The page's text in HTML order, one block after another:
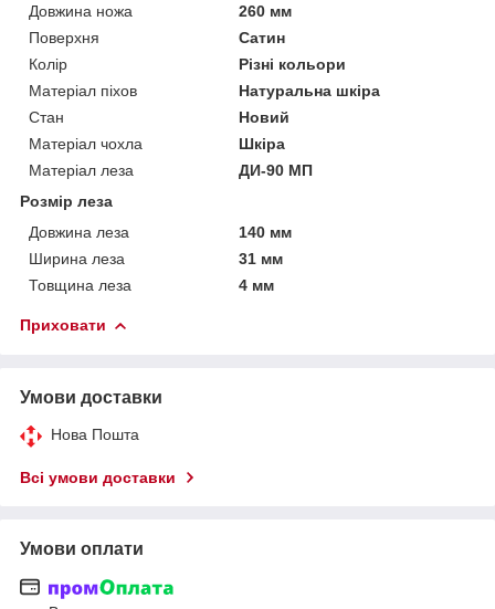
Довжина ножа
260 мм
Поверхня
Сатин
Колір
Різні кольори
Матеріал піхов
Натуральна шкіра
Стан
Новий
Матеріал чохла
Шкіра
Матеріал леза
ДИ-90 МП
Розмір леза
Довжина леза
140 мм
Ширина леза
31 мм
Товщина леза
4 мм
Приховати
Умови доставки
Нова Пошта
Всі умови доставки
Умови оплати